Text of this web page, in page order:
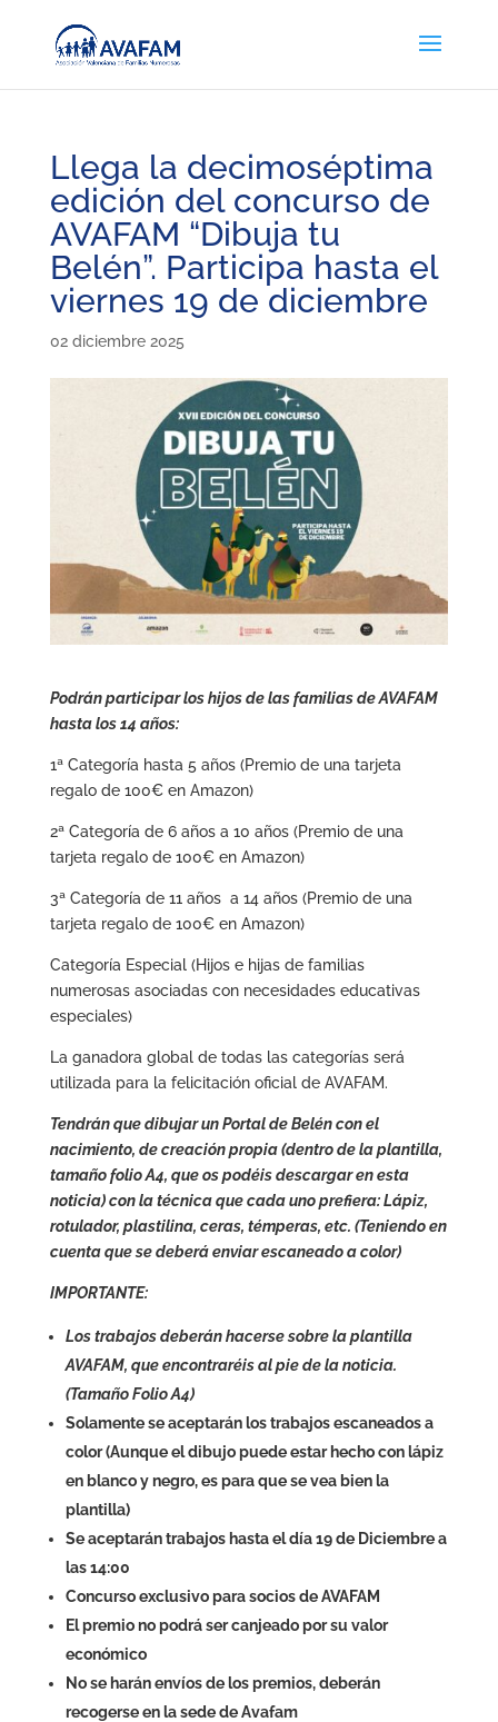
Llega la decimoséptima
edición del concurso de
AVAFAM “Dibuja tu
Belén”. Participa hasta el
viernes 19 de diciembre
02 diciembre 2025
Podrán participar los hijos de las familias de AVAFAM
hasta los 14 años:
1ª Categoría hasta 5 años (Premio de una tarjeta
regalo de 100€ en Amazon)
2ª Categoría de 6 años a 10 años (Premio de una
tarjeta regalo de 100€ en Amazon)
3ª Categoría de 11 años a 14 años (Premio de una
tarjeta regalo de 100€ en Amazon)
Categoría Especial (Hijos e hijas de familias
numerosas asociadas con necesidades educativas
especiales)
La ganadora global de todas las categorías será
utilizada para la felicitación oficial de AVAFAM.
Tendrán que dibujar un Portal de Belén con el
nacimiento, de creación propia (dentro de la plantilla,
tamaño folio A4, que os podéis descargar en esta
noticia) con la técnica que cada uno prefiera: Lápiz,
rotulador, plastilina, ceras, témperas, etc. (Teniendo en
cuenta que se deberá enviar escaneado a color)
IMPORTANTE:
Los trabajos deberán hacerse sobre la plantilla
AVAFAM, que encontraréis al pie de la noticia.
(Tamaño Folio A4)
Solamente se aceptarán los trabajos escaneados a
color (Aunque el dibujo puede estar hecho con lápiz
en blanco y negro, es para que se vea bien la
plantilla)
Se aceptarán trabajos hasta el día 19 de Diciembre a
las 14:00
Concurso exclusivo para socios de AVAFAM
El premio no podrá ser canjeado por su valor
económico
No se harán envíos de los premios, deberán
recogerse en la sede de Avafam